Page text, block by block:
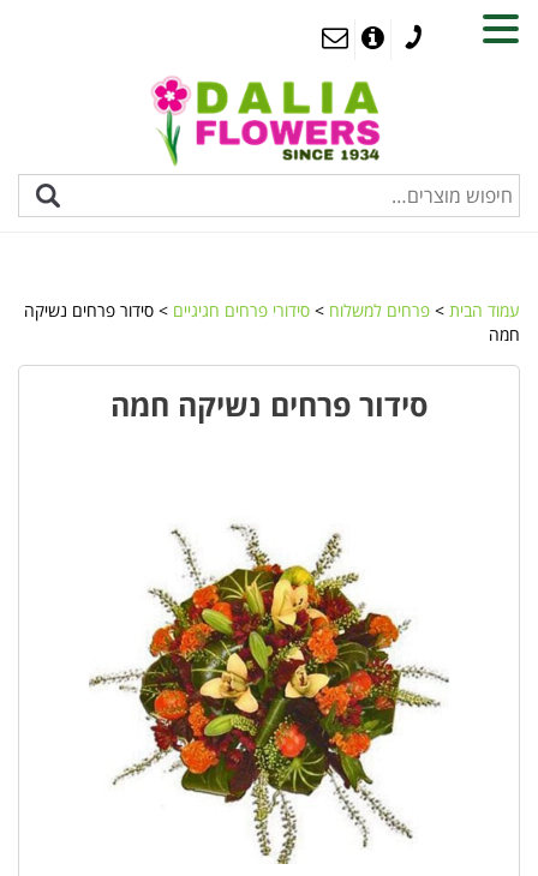
עמוד הבית > פרחים למשלוח > סידורי פרחים חגיגיים > סידור פרחים נשיקה
חמה
סידור פרחים נשיקה חמה